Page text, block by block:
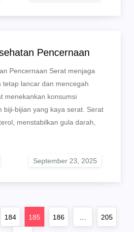
Pencernaan
Pencernaan Serat menjaga
tetap lancar dan mencegah
menekankan konsumsi
biji-bijian yang kaya serat. Serat
menstabilkan gula darah,
Page
184 Page
185 Page
186 Page
205